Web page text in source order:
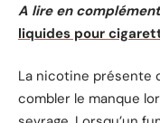
A lire en
liquides pour
La nicotine présente
combler le manque